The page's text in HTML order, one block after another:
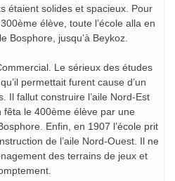
étaient solides et spacieux. Pour
élève, toute l’école alla en
Bosphore, jusqu’à Beykoz.
Le sérieux des études
permettait furent cause d’un
Il fallut construire l’aile Nord-Est
le 400ème élève par une
Enfin, en 1907 l’école prit
de l’aile Nord-Ouest. Il ne
des terrains de jeux et